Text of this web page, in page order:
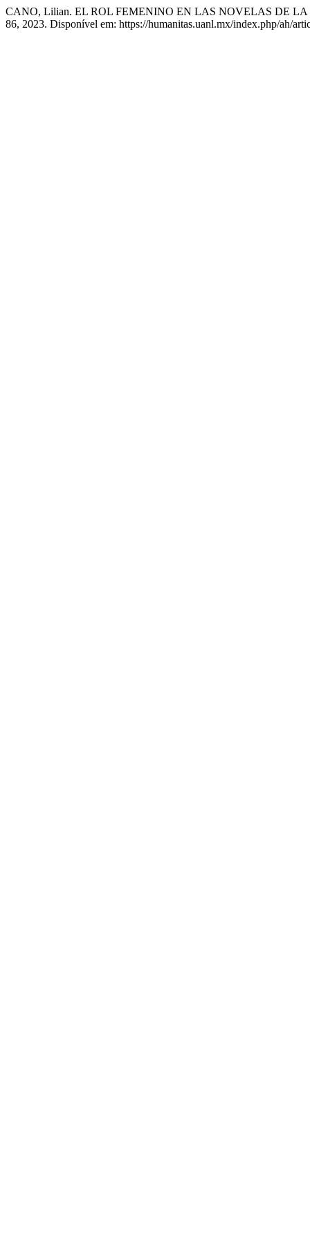
CANO, Lilian. EL ROL FEMENINO EN LAS NOVELAS DE
86, 2023. Disponível em: https://humanitas.uanl.mx/index.php/ah/